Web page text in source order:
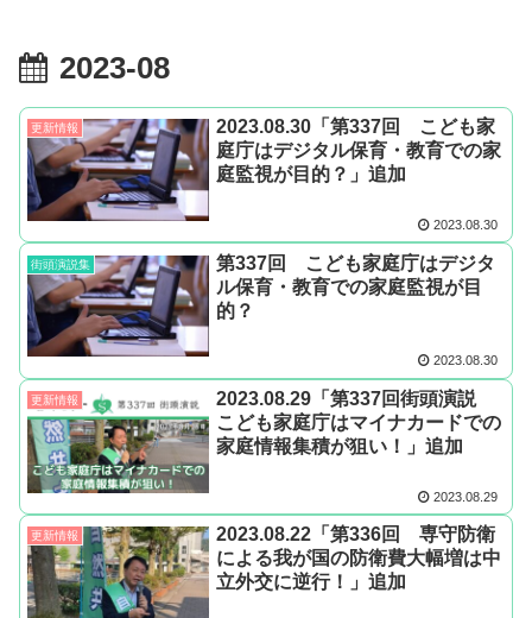
2023-08
更新情報
2023.08.30「第337回 こども家
庭庁はデジタル保育・教育での家
庭監視が目的？」追加
2023.08.30
街頭演説集
第337回 こども家庭庁はデジタ
ル保育・教育での家庭監視が目
的？
2023.08.30
更新情報
2023.08.29「第337回街頭演説
こども家庭庁はマイナカードでの
家庭情報集積が狙い！」追加
2023.08.29
更新情報
2023.08.22「第336回 専守防衛
による我が国の防衛費大幅増は中
立外交に逆行！」追加